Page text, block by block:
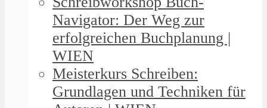
Navigator: Der Weg zur
erfolgreichen Buchplanung |
WIEN
Meisterkurs Schreiben:
Grundlagen und Techniken für